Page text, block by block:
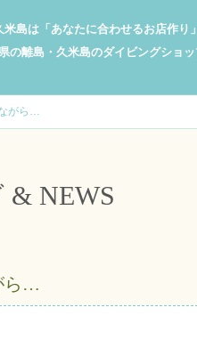
米島は「あなたに合わせるお店作り
の離島・久米島のダイビングショ
がら…
& NEWS
ら…